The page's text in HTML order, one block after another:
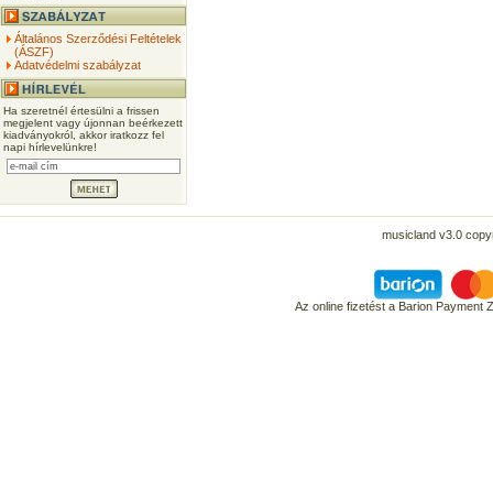
Általános Szerződési Feltételek
(ÁSZF)
Adatvédelmi szabályzat
Ha szeretnél értesülni a frissen
megjelent vagy újonnan beérkezett
kiadványokról, akkor iratkozz fel
napi hírlevelünkre!
musicland v3.0
Az online fizetést a Barion Payment